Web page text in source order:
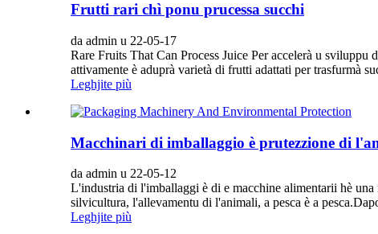
Frutti rari chì ponu prucessa succhi
da admin u 22-05-17
Rare Fruits That Can Process Juice Per accelerà u
attivamente è aduprà varietà di frutti adattati per trasfurmà
Leghjite più
Macchinari di imballaggio è prutezzione di
da admin u 22-05-12
L'industria di l'imballaggi è di e macchine alimentarii hè
silvicultura, l'allevamentu di l'animali, a pesca è a
Leghjite più